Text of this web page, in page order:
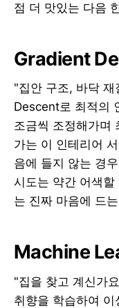
점 더 맛있는 다음
Gradient
"집안 구조, 바닥
Descent로 최적의
조금씩 조정해가며
가는 이 인테리어
음에 들지 않는 경
시도는 약간 어색할
는 진짜 마음에 드
Machine
"집을 찾고 계신가
취향을 학습하여